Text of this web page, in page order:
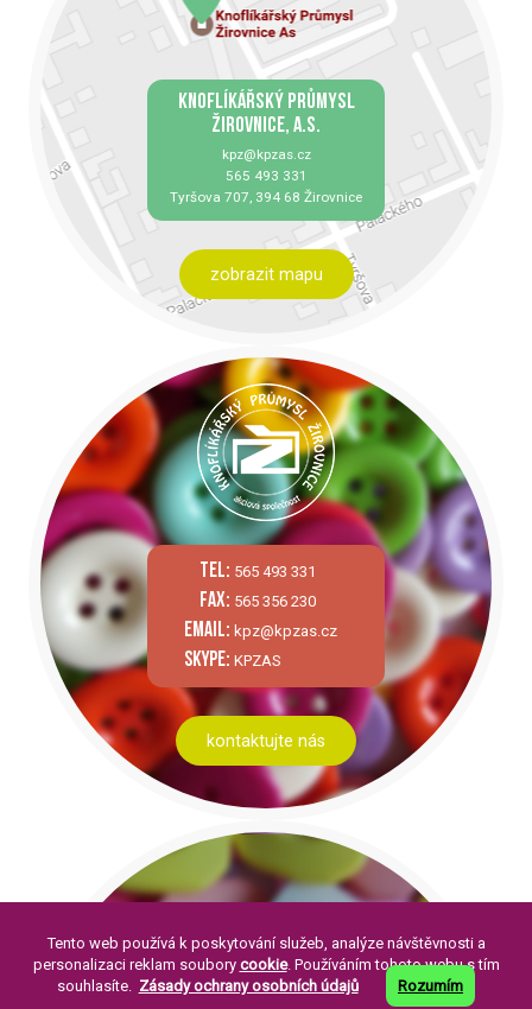
KNOFLÍKÁŘSKÝ PRŮMYSL
ŽIROVNICE, A.S.
kpz@kpzas.cz
565 493 331
Tyršova 707, 394 68 Žirovnice
zobrazit mapu
tel: 565 493 331
fax: 565 356 230
email: kpz@kpzas.cz
skype: KPZAS
kontaktujte nás
Tento web používá k poskytování služeb, analýze návštěvnosti a
personalizaci reklam soubory cookie. Používáním tohoto webu s tím
souhlasíte. Zásady ochrany osobních údajů Rozumím